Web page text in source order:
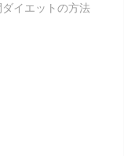
イエットの方法